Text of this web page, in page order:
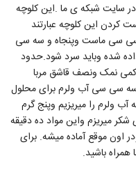
سایت شبکه ی ما .این کلوچه
کردن این کلوچه عبارتند
سی سی ماست وپنجاه و سه سی
شده وباید سرد شود.حدود
نمک ونصف قاشق مربا
سی سی آب ولرم برای محلول
ولرم را میریزیم وپنج گرم
میریزم واین مواد ده دقیقه
اون موقع آماده میشه. برای
باشید.